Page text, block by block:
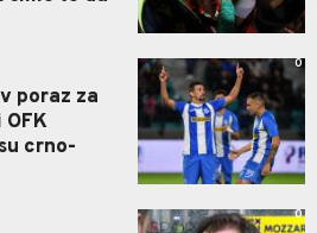
poraz za
crno-
0
0